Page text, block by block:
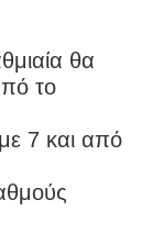
θα
το
με 7 και από